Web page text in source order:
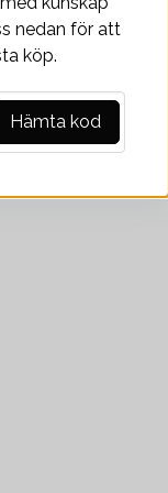
for devices
nedan för att
köp.
Hämta kod